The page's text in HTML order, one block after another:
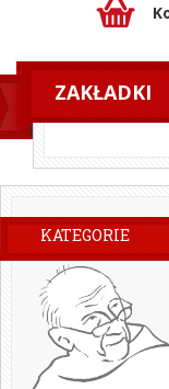
ZAKŁADKI
KATEGORIE